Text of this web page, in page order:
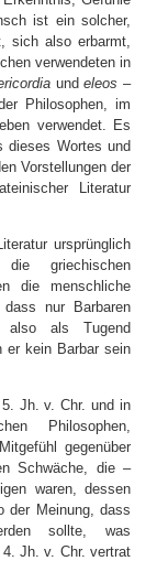
ist ein solcher,
sich also erbarmt,
verwendeten in
undeleos –
Philosophen, im
verwendet. Es
dieses Wortes und
Vorstellungen der
Literatur
ursprünglich
griechischen
die menschliche
nur Barbaren
also als Tugend
er kein Barbar sein
Jh. v. Chr. und in
Philosophen,
gegenüber
Schwäche, die –
waren, dessen
der Meinung, dass
sollte, was
Jh. v. Chr. vertrat